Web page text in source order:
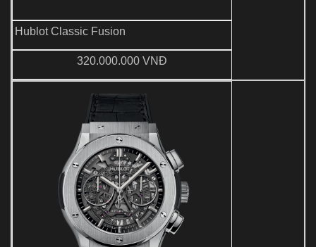
Hublot Classic Fusion
320.000.000 VNĐ